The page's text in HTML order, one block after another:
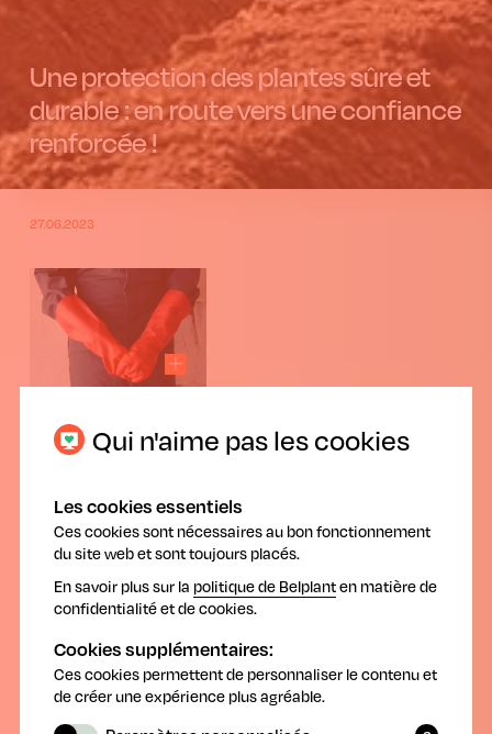
Une protection des plantes sûre et
durable : en route vers une confiance
renforcée !
27.06.2023
Protection personnelle : pensez à votre
santé !
Nous savons tous qu'en tant qu'agriculteur et
horticulteur, nous devons utiliser les produits
phytopharmaceutiques correctement,
conformément aux instructions figurant sur
l'étiquette : le bon choix de produit, le bon dosage, la
bonne application et le bon moment de la journée.
Lorsque vous utilisez des produits
phytopharmaceutiques, il est logique de respecter les
temps d'attente et les zones tampons, de prêter
Qui n'aime pas les cookies
Les cookies essentiels
Ces cookies sont nécessaires au bon fonctionnement
du site web et sont toujours placés.
En savoir plus sur la politique de Belplanten matière de
confidentialité et de cookies.
Cookies supplémentaires:
Ces cookies permettent de personnaliser le contenu et
de créer une expérience plus agréable.